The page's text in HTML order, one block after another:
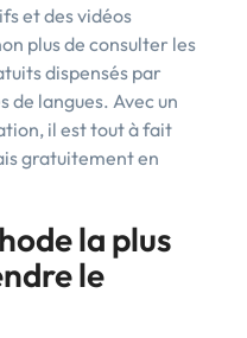
et des vidéos
plus de consulter les
dispensés par
de langues. Avec un
il est tout à fait
gratuitement en
la plus
le